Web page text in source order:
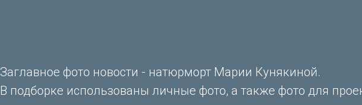
Заглавное фото новости - натюрморт Марии Кунякиной.
В подборке использованы личные фото, а также фото для